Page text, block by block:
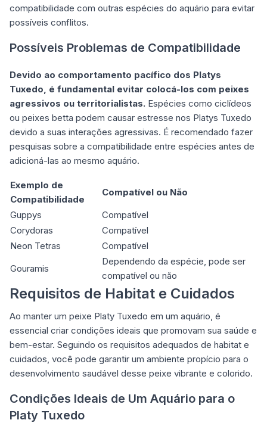
compatibilidade com outras espécies do aquário para evitar
possíveis conflitos.
Possíveis Problemas de Compatibilidade
Devido ao comportamento pacífico dos Platys
Tuxedo, é fundamental evitar colocá-los com peixes
agressivos ou territorialistas. Espécies como ciclídeos
ou peixes betta podem causar estresse nos Platys Tuxedo
devido a suas interações agressivas. É recomendado fazer
pesquisas sobre a compatibilidade entre espécies antes de
adicioná-las ao mesmo aquário.
Exemplo de
Compatibilidade
Compatível ou Não
Guppys
Compatível
Corydoras
Compatível
Neon Tetras
Compatível
Gouramis
Dependendo da espécie, pode ser
compatível ou não
Requisitos de Habitat e Cuidados
Ao manter um peixe Platy Tuxedo em um aquário, é
essencial criar condições ideais que promovam sua saúde e
bem-estar. Seguindo os requisitos adequados de habitat e
cuidados, você pode garantir um ambiente propício para o
desenvolvimento saudável desse peixe vibrante e colorido.
Condições Ideais de Um Aquário para o
Platy Tuxedo